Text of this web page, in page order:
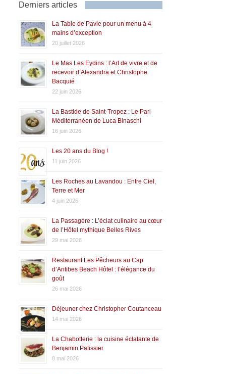
Derniers articles
La Table de Pavie pour un menu à 4
mains d’exception
20 juillet 2026
Le Mas Les Eydins : l’Art de vivre et de
recevoir d’Alexandra et Christophe
Bacquié
22 juin 2026
La Bastide de Saint-Tropez : Le Pari
Méditerranéen de Luca Binaschi
16 juin 2026
Les 20 ans du Blog !
11 juin 2026
Les Roches au Lavandou : Entre Ciel,
Terre et Mer
4 juin 2026
La Passagère : L’éclat culinaire au cœur
de l’Hôtel mythique Belles Rives
29 mai 2026
Restaurant Les Pêcheurs au Cap
d’Antibes Beach Hôtel : l’élégance du
goût
26 mai 2026
Déjeuner chez Christopher Coutanceau
14 mai 2026
La Chabotterie : la cuisine éclatante de
Benjamin Patissier
8 mai 2026